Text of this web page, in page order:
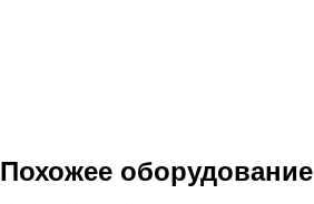
Похожее оборудование